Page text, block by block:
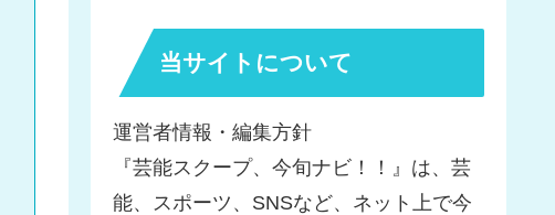
当サイトについて
運営者情報・編集方針
『芸能スクープ、今旬ナビ！！』は、芸
能、スポーツ、SNSなど、ネット上で今